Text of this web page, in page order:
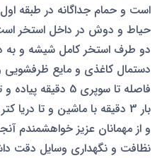
است و حمام جداگانه در طبقه
حیاط و دوش در داخل استخر
دو طرف استخر کامل شیشه و به
دستمال کاغذی و مایع
بار 3 دقیقه با ماشین و تا دریا کتر از 10 دقیقه
و از مهمانان عزیز خواهشمندم
نظافت و نگهداری وسایل دقت